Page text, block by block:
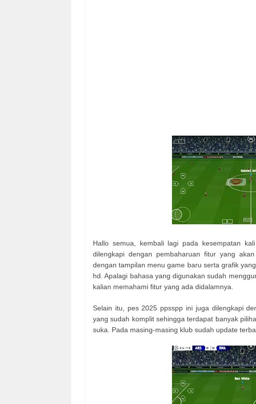
Hallo semua, kembali lagi pada kesempatan
dilengkapi dengan pembaharuan fitur yang
dengan tampilan menu game baru serta grafik
hd. Apalagi bahasa yang digunakan sudah
kalian memahami fitur yang ada didalamnya.
Selain itu, pes 2025 ppsspp ini juga dilengkapi
yang sudah komplit sehingga terdapat banyak
suka. Pada masing-masing klub sudah update